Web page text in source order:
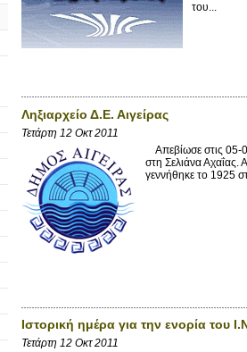
του...
Ληξιαρχείο Δ.Ε. Αιγείρας
Τετάρτη 12 Οκτ 2011
Απεβίωσε στις 05-
στη Σελιάνα
γεννήθηκε το 1925
Ιστορική ημέρα για την ενορία
Τετάρτη 12 Οκτ 2011